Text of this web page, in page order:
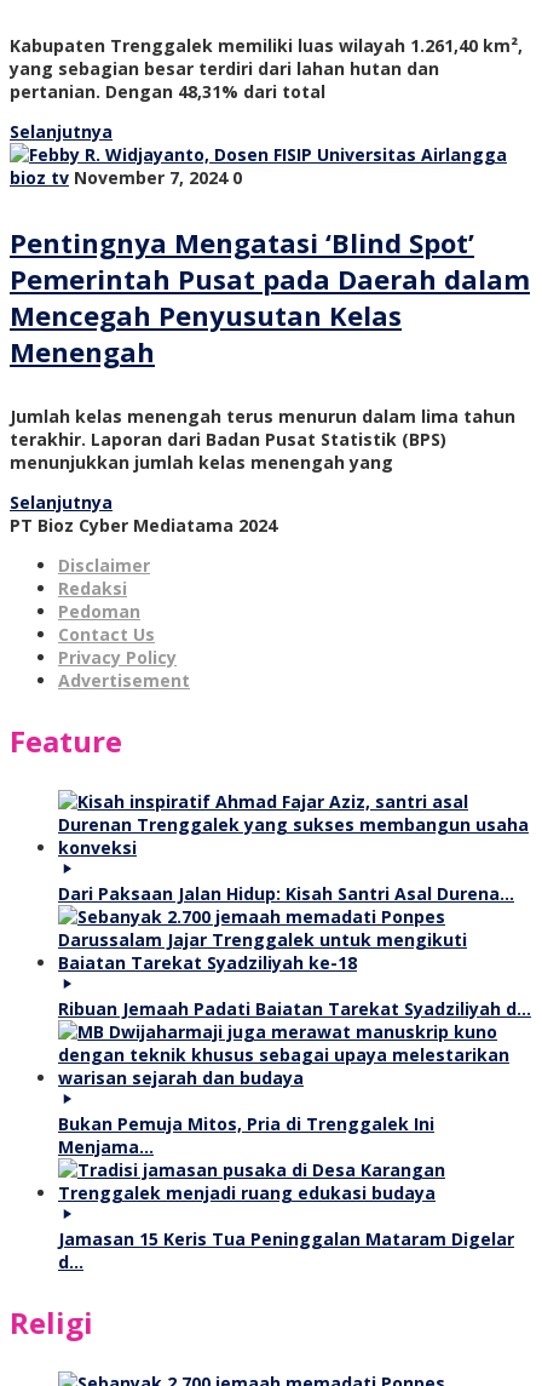
Kabupaten Trenggalek memiliki luas wilayah 1.261,40 km²,
yang sebagian besar terdiri dari lahan hutan dan
pertanian. Dengan 48,31% dari total
Selanjutnya
bioz tv November 7, 2024 0
Pentingnya Mengatasi ‘Blind Spot’
Pemerintah Pusat pada Daerah dalam
Mencegah Penyusutan Kelas
Menengah
Jumlah kelas menengah terus menurun dalam lima tahun
terakhir. Laporan dari Badan Pusat Statistik (BPS)
menunjukkan jumlah kelas menengah yang
Selanjutnya
PT Bioz Cyber Mediatama 2024
Disclaimer
Redaksi
Pedoman
Contact Us
Privacy Policy
Advertisement
Feature
Dari Paksaan Jalan Hidup: Kisah Santri Asal Durena…
Ribuan Jemaah Padati Baiatan Tarekat Syadziliyah d…
Bukan Pemuja Mitos, Pria di Trenggalek Ini
Menjama…
Jamasan 15 Keris Tua Peninggalan Mataram Digelar
d…
Religi